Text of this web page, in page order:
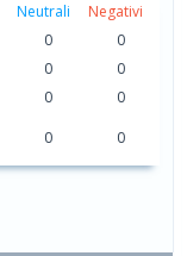
Neutrali
Negativi
0
0
0
0
0
0
0 0